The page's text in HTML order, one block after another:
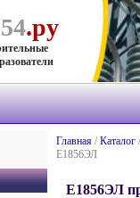
.ру
Главная / Каталог /
Е1856ЭЛ
Е1856ЭЛ